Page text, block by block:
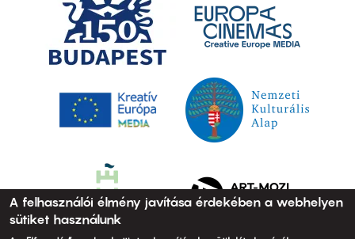
A felhasználói élmény javítása érdekében a webhelyen
sütiket használunk